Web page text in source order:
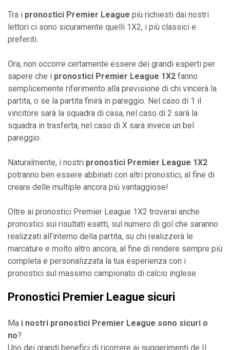
Tra i pronostici Premier League più richiesti dai nostri
lettori ci sono sicuramente quelli 1X2, i più classici e
preferiti.
Ora, non occorre certamente essere dei grandi esperti per
sapere che i pronostici Premier League 1X2 fanno
semplicemente riferimento alla previsione di chi vincerà la
partita, o se la partita finirà in pareggio. Nel caso di 1 il
vincitore sarà la squadra di casa, nel caso di 2 sarà la
squadra in trasferta, nel caso di X sarà invece un bel
pareggio.
Naturalmente, i nostri pronostici Premier League 1X2
potranno ben essere abbinati con altri pronostici, al fine di
creare delle multiple ancora più vantaggiose!
Oltre ai pronostici Premier League 1X2 troverai anche
pronostici sui risultati esatti, sul numero di gol che saranno
realizzati all’interno della partita, su chi realizzerà le
marcature e molto altro ancora, al fine di rendere sempre più
completa e personalizzata la tua esperienza con i
Pronostici Premier League sicuri
Ma i nostri pronostici Premier League sono sicuri o
no
Uno dei grandi benefici di ricorrere ai suggerimenti de Il